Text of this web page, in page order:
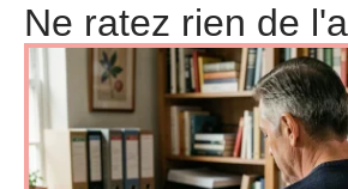
Ne ratez rien de